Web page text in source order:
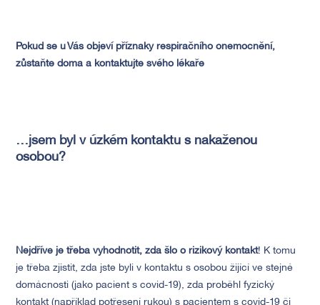
Pokud se u Vás objeví příznaky respiračního onemocnění,
zůstaňte doma a kontaktujte svého lékaře
…jsem byl v úzkém kontaktu s nakaženou
osobou?
Nejdříve je třeba vyhodnotit, zda šlo o rizikový kontakt! K tomu
je třeba zjistit, zda jste byli v kontaktu s osobou žijící ve stejné
domácnosti (jako pacient s covid-19), zda proběhl fyzický
kontakt (například potřesení rukou) s pacientem s covid-19 či